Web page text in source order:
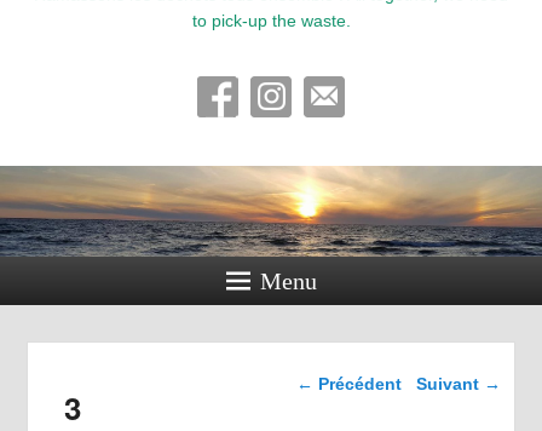
to pick-up the waste.
Menu
Navigation dans les
← Précédent Suivant →
3